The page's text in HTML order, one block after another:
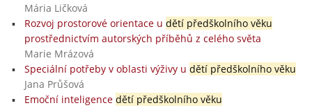
Mária Ličková
Rozvoj prostorové orientace u dětí předškolního věku
prostřednictvím autorských příběhů z celého světa
Marie Mrázová
Speciální potřeby v oblasti výživy u dětí předškolního věku
Jana Průšová
Emoční inteligence dětí předškolního věku